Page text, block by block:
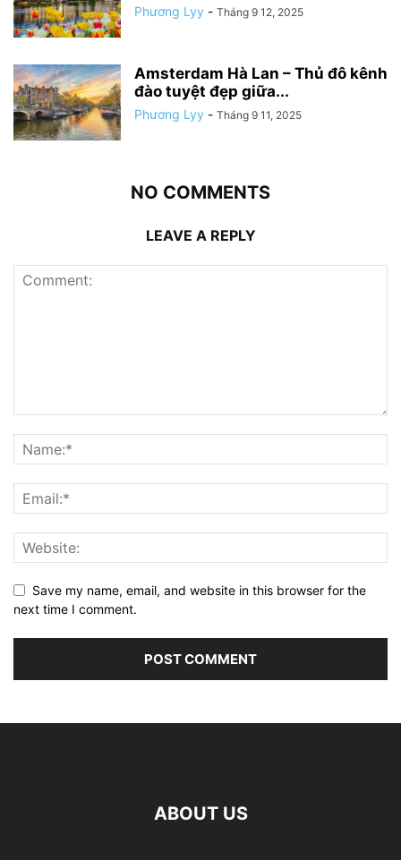
Phương Lyy - Tháng 9 12, 2025
Amsterdam Hà Lan – Thủ đô kênh
đào tuyệt đẹp giữa...
Phương Lyy - Tháng 9 11, 2025
NO COMMENTS
LEAVE A REPLY
Save my name, email, and website in this browser for the
next time I comment.
ABOUT US